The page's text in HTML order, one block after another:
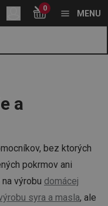
vybavenie
0
MENU
a
bez ktorých
pokrmov ani
výrobu domácej
syra a masla, ale